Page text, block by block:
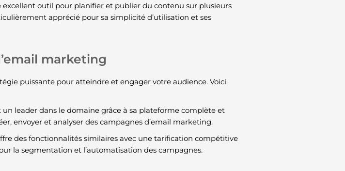
excellent outil pour planifier et publier du contenu sur plusieurs
apprécié pour sa simplicité d’utilisation et ses
marketing
puissante pour atteindre et engager votre audience. Voici
un leader dans le domaine grâce à sa plateforme complète et
envoyer et analyser des campagnes d’email marketing.
des fonctionnalités similaires avec une tarification compétitive
la segmentation et l’automatisation des campagnes.